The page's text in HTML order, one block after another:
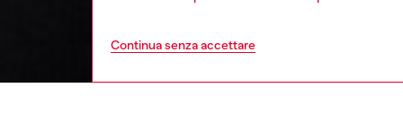
Continua senza accettare